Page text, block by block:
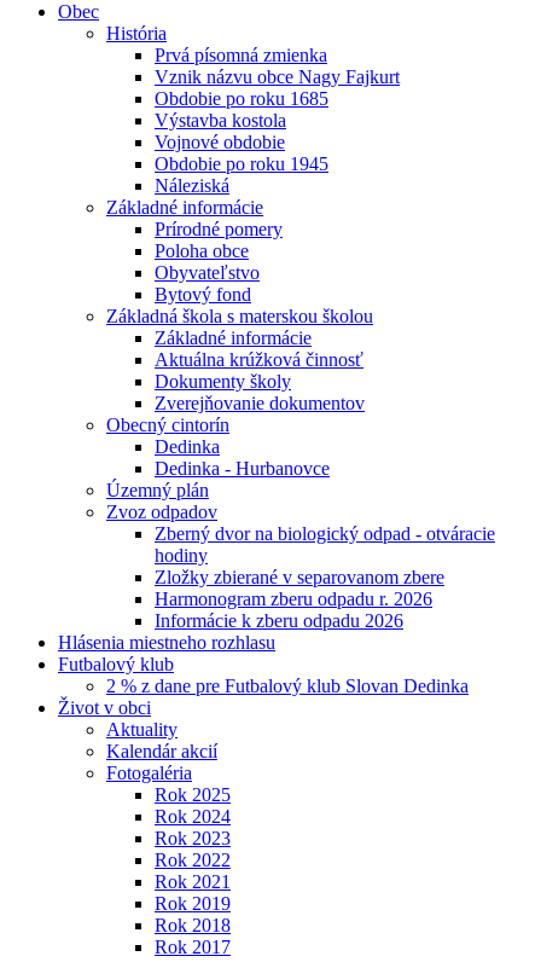
Obec
História
Prvá písomná zmienka
Vznik názvu obce Nagy Fajkurt
Obdobie po roku 1685
Výstavba kostola
Vojnové obdobie
Obdobie po roku 1945
Náleziská
Základné informácie
Prírodné pomery
Poloha obce
Obyvateľstvo
Bytový fond
Základná škola s materskou školou
Základné informácie
Aktuálna krúžková činnosť
Dokumenty školy
Zverejňovanie dokumentov
Obecný cintorín
Dedinka
Dedinka - Hurbanovce
Územný plán
Zvoz odpadov
Zberný dvor na biologický odpad - otváracie
hodiny
Zložky zbierané v separovanom zbere
Harmonogram zberu odpadu r. 2026
Informácie k zberu odpadu 2026
Hlásenia miestneho rozhlasu
Futbalový klub
2 % z dane pre Futbalový klub Slovan Dedinka
Život v obci
Aktuality
Kalendár akcií
Fotogaléria
Rok 2025
Rok 2024
Rok 2023
Rok 2022
Rok 2021
Rok 2019
Rok 2018
Rok 2017